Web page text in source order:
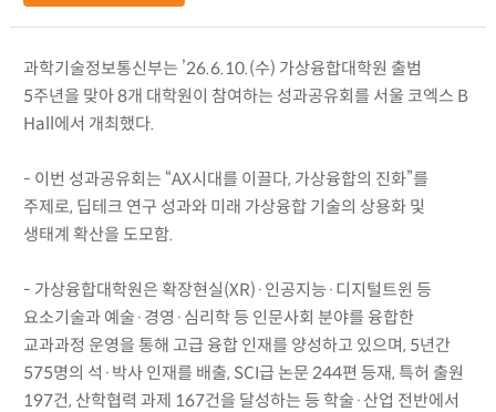
과학기술정보통신부는 ’26.6.10.(수) 가상융합대학원 출범
5주년을 맞아 8개 대학원이 참여하는 성과공유회를 서울 코엑스 B
Hall에서 개최했다.
- 이번 성과공유회는 “AX시대를 이끌다, 가상융합의 진화”를
주제로, 딥테크 연구 성과와 미래 가상융합 기술의 상용화 및
생태계 확산을 도모함.
- 가상융합대학원은 확장현실(XR)·인공지능·디지털트윈 등
요소기술과 예술·경영·심리학 등 인문사회 분야를 융합한
교과과정 운영을 통해 고급 융합 인재를 양성하고 있으며, 5년간
575명의 석·박사 인재를 배출, SCI급 논문 244편 등재, 특허 출원
197건, 산학협력 과제 167건을 달성하는 등 학술·산업 전반에서